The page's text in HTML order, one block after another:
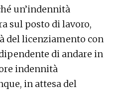
un’indennità
sul posto di lavoro,
del licenziamento con
di andare in
indennità
in attesa del